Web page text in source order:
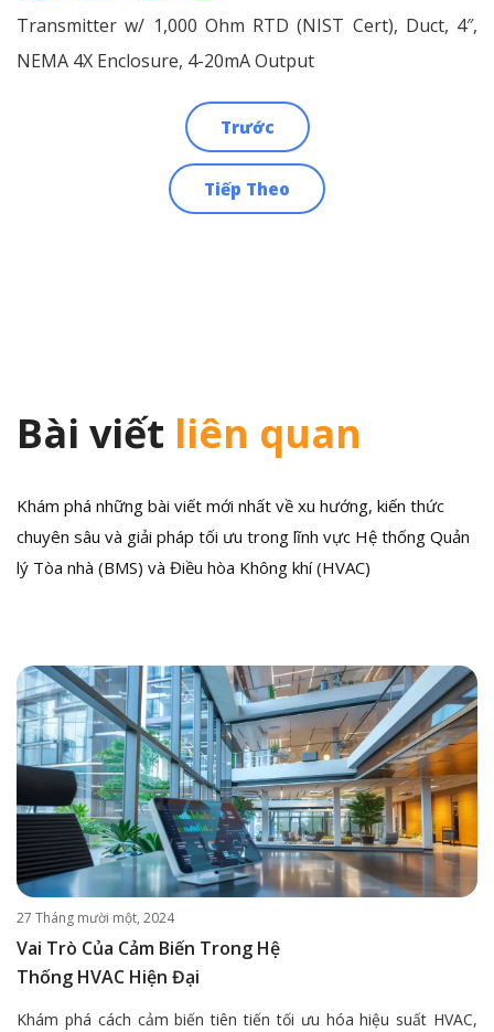
Transmitter w/ 1,000 Ohm RTD (NIST Cert), Duct, 4″,
NEMA 4X Enclosure, 4-20mA Output
Trước
Tiếp Theo
Bài viết liên quan
Khám phá những bài viết mới nhất về xu hướng, kiến thức
chuyên sâu và giải pháp tối ưu trong lĩnh vực Hệ thống Quản
lý Tòa nhà (BMS) và Điều hòa Không khí (HVAC)
27 Tháng mười một, 2024
Vai Trò Của Cảm Biến Trong Hệ
Thống HVAC Hiện Đại
Khám phá cách cảm biến tiên tiến tối ưu hóa hiệu suất HVAC,